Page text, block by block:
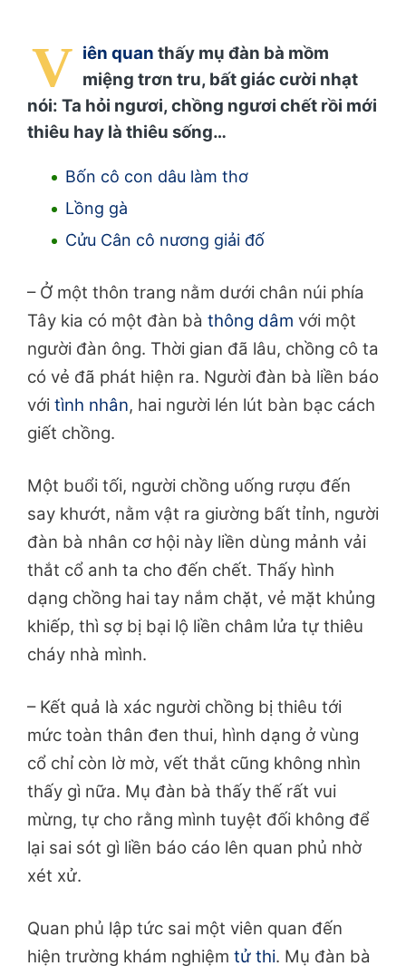
V iên quan thấy mụ đàn bà mồm
miệng trơn tru, bất giác cười nhạt
nói: Ta hỏi ngươi, chồng ngươi chết rồi mới
thiêu hay là thiêu sống…
Bốn cô con dâu làm thơ
Lồng gà
Cửu Cân cô nương giải đố
– Ở một thôn trang nằm dưới chân núi phía
Tây kia có một đàn bà thông dâm với một
người đàn ông. Thời gian đã lâu, chồng cô ta
có vẻ đã phát hiện ra. Người đàn bà liền báo
với tình nhân, hai người lén lút bàn bạc cách
giết chồng.
Một buổi tối, người chồng uống rượu đến
say khướt, nằm vật ra giường bất tỉnh, người
đàn bà nhân cơ hội này liền dùng mảnh vải
thắt cổ anh ta cho đến chết. Thấy hình
dạng chồng hai tay nắm chặt, vẻ mặt khủng
khiếp, thì sợ bị bại lộ liền châm lửa tự thiêu
cháy nhà mình.
– Kết quả là xác người chồng bị thiêu tới
mức toàn thân đen thui, hình dạng ở vùng
cổ chỉ còn lờ mờ, vết thắt cũng không nhìn
thấy gì nữa. Mụ đàn bà thấy thế rất vui
mừng, tự cho rằng mình tuyệt đối không để
lại sai sót gì liền báo cáo lên quan phủ nhờ
xét xử.
Quan phủ lập tức sai một viên quan đến
hiện trường khám nghiệm tử thi. Mụ đàn bà